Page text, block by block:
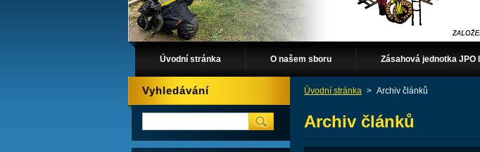
Úvodní stránka O našem sboru Zásahová jednotka JPO III
Úvodní stránka > Archiv článků
Archiv článků
Vyhledávání